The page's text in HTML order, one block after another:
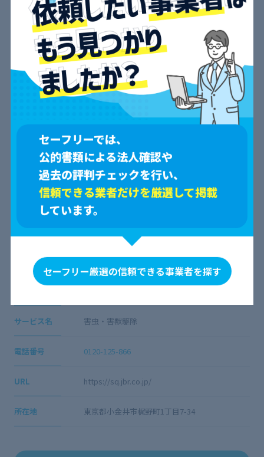
口コミ一覧
見つかりません。
会社概要
サービス名 害虫・害獣駆除
電話番号 0120-125-866
URL https://sq.jbr.co.jp/
所在地 東京都小金井市梶野町1丁目7-34
セーフリーでは、
公的書類による法人確認や
過去の評判チェックを行い、
信頼できる業者だけを厳選して掲載
しています。
セーフリー厳選の信頼できる事業者を探す